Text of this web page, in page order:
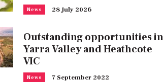
News 28 July 2026
Outstanding opportunities in
Yarra Valley and Heathcote
VIC
News 7 September 2022